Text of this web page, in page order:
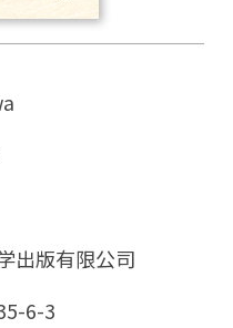
出版有限公司
6-3